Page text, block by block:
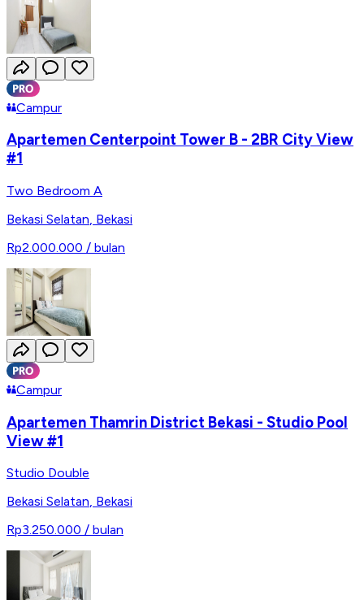
Campur
Apartemen Centerpoint Tower B - 2BR City View
#1
Two Bedroom A
Bekasi Selatan, Bekasi
Rp2.000.000 / bulan
Campur
Apartemen Thamrin District Bekasi - Studio Pool
View #1
Studio Double
Bekasi Selatan, Bekasi
Rp3.250.000 / bulan